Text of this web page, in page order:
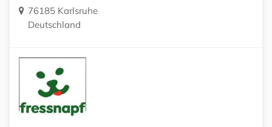
76185 Karlsruhe
Deutschland